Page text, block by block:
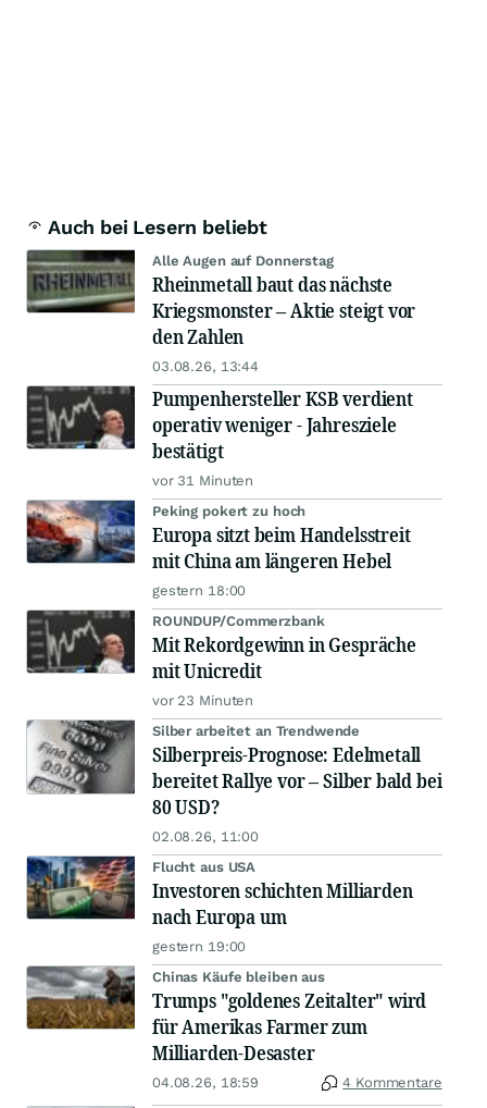
Auch bei Lesern beliebt
Alle Augen auf Donnerstag
Rheinmetall baut das nächste
Kriegsmonster – Aktie steigt vor
den Zahlen
03.08.26, 13:44
Pumpenhersteller KSB verdient
operativ weniger - Jahresziele
bestätigt
vor 31 Minuten
Peking pokert zu hoch
Europa sitzt beim Handelsstreit
mit China am längeren Hebel
gestern 18:00
ROUNDUP/Commerzbank
Mit Rekordgewinn in Gespräche
mit Unicredit
vor 23 Minuten
Silber arbeitet an Trendwende
Silberpreis-Prognose: Edelmetall
bereitet Rallye vor – Silber bald bei
80 USD?
02.08.26, 11:00
Flucht aus USA
Investoren schichten Milliarden
nach Europa um
gestern 19:00
Chinas Käufe bleiben aus
Trumps "goldenes Zeitalter" wird
für Amerikas Farmer zum
Milliarden-Desaster
04.08.26, 18:59 4 Kommentare